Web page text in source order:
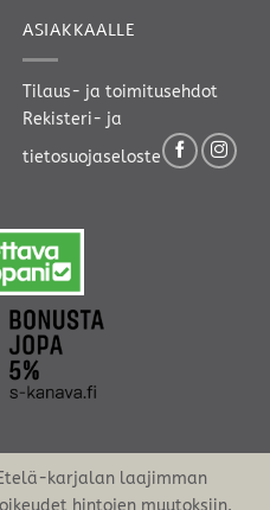
ASIAKKAALLE
Tilaus- ja toimitusehdot
Rekisteri- ja
tietosuojaseloste
karjalan laajimman